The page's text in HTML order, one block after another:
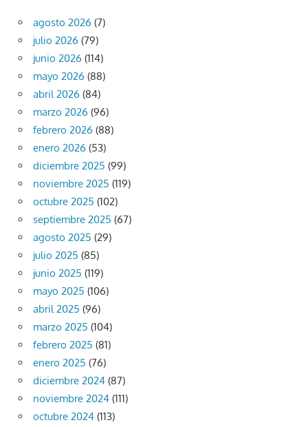
agosto 2026 (7)
julio 2026 (79)
junio 2026 (114)
mayo 2026 (88)
abril 2026 (84)
marzo 2026 (96)
febrero 2026 (88)
enero 2026 (53)
diciembre 2025 (99)
noviembre 2025 (119)
octubre 2025 (102)
septiembre 2025 (67)
agosto 2025 (29)
julio 2025 (85)
junio 2025 (119)
mayo 2025 (106)
abril 2025 (96)
marzo 2025 (104)
febrero 2025 (81)
enero 2025 (76)
diciembre 2024 (87)
noviembre 2024 (111)
octubre 2024 (113)